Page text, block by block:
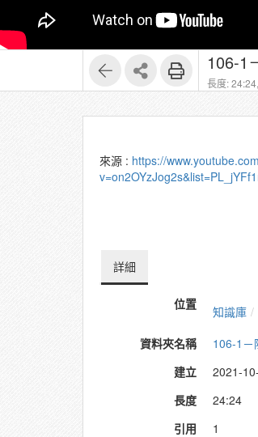
106-1
長度: 24:24,
來源 : https://
詳細
位置 知識庫
資料夾名稱
106-1－
建立
2021-
長度
24:24
引用
1